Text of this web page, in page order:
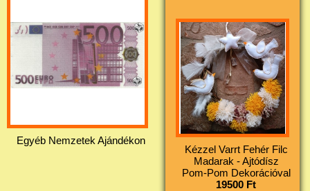
Egyéb Nemzetek Ajándékon
Kézzel Varrt Fehér Filc
Madarak - Ajtódísz
Pom-Pom Dekorációval
19500 Ft